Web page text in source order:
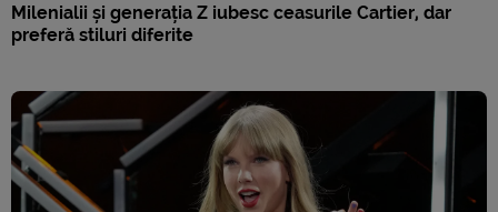
Milenialii și generația Z iubesc ceasurile Cartier, dar
preferă stiluri diferite